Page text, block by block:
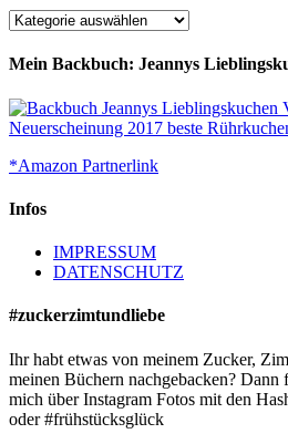
Rezeptübersicht
Mein Backbuch: Jeannys
*Amazon Partnerlink
Infos
IMPRESSUM
DATENSCHUTZ
#zuckerzimtundliebe
Ihr habt etwas von meinem Zucker,
meinen Büchern nachgebacken? Dann
mich über Instagram Fotos mit den
oder #frühstücksglück